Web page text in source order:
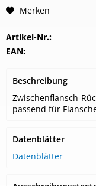
Merken
Artikel-Nr.:
EAN:
Beschreibung
Zwischenflansch-
passend für
Datenblätter
Datenblätter